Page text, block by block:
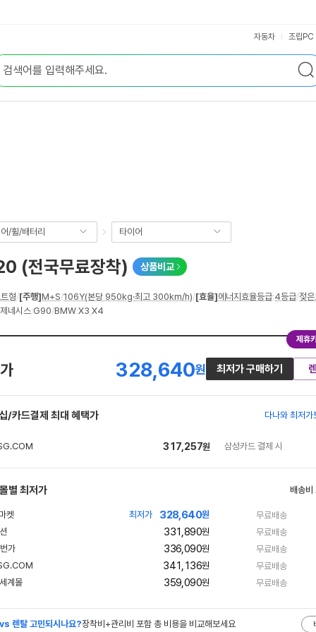
검
색
자동차 조립PC
/휠/배터리 타이어
(전국무료장착) 상품비교
형/[주행]M+S/106Y(본당 950kg·최고 300km/h)/[효율]에너지효율등급:4등급/젖
제네시스:G90/BMW:X3 X4
328,640원 최저가 구매하기
제휴
/카드결제 최대 혜택가 다나와 최저가
317,257원 삼성카드 결제 시
별 최저가 배송비
최저가 328,640원 무료배송
331,890원 무료배송
336,090원 무료배송
341,136원 무료배송
359,090원 무료배송
렌탈 고민되시나요?장착비+관리비 포함 총 비용을 비교해보세요